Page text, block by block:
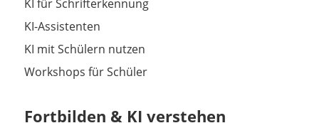
KI für Schrifterkennung
KI-Assistenten
KI mit Schülern nutzen
Workshops für Schüler
Fortbilden & KI verstehen